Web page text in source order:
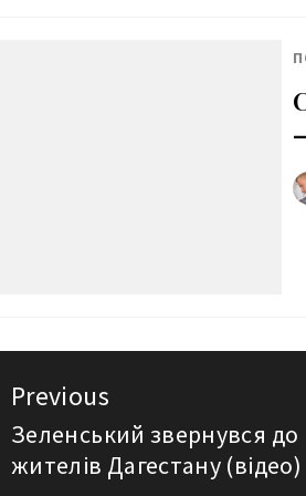
Previous
Previous
post:
Зеленський звернувся до
жителів Дагестану (відео)